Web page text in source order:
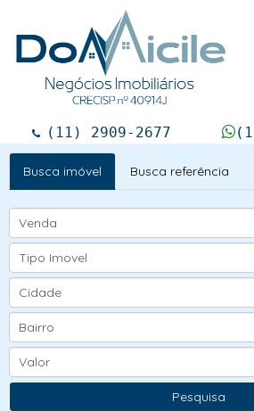
(11) 2909-2677
Busca imóvel Busca referência
Venda
Tipo Imovel
Cidade
Bairro
Valor
Pesquisa